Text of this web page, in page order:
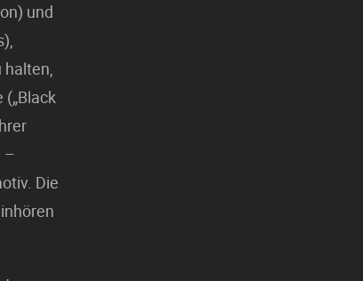
und
halten,
–
Die